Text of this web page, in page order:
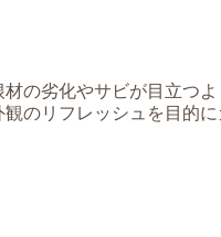
の劣化やサビが目立つ
のリフレッシュを目的